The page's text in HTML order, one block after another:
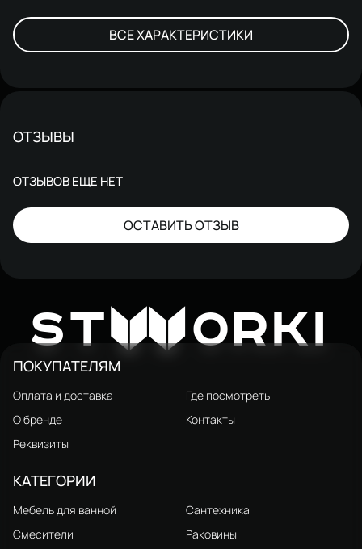
ВСЕ ХАРАКТЕРИСТИКИ
ОТЗЫВЫ
ОТЗЫВОВ ЕЩЕ НЕТ
ОСТАВИТЬ ОТЗЫВ
STW ORKI
ПОКУПАТЕЛЯМ
Оплата и доставка
Где посмотреть
О бренде
Контакты
Реквизиты
КАТЕГОРИИ
Мебель для ванной
Сантехника
Смесители
Раковины